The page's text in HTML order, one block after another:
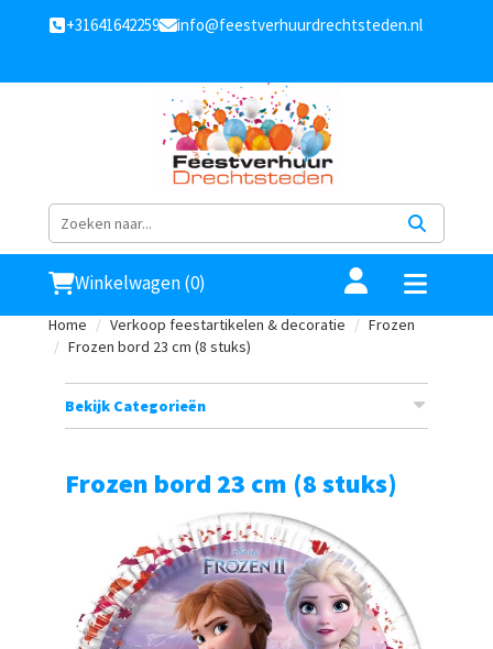
+31641642259 info@feestverhuurdrechtsteden.nl
Winkelwagen (0)
Home Verkoop feestartikelen & decoratie
Frozen
Frozen bord 23 cm (8 stuks)
Bekijk Categorieën
Frozen bord 23 cm (8 stuks)